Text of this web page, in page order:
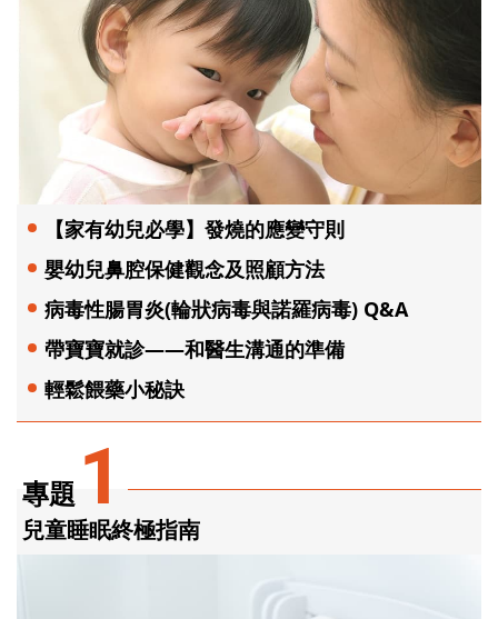
專題 1
兒童睡眠終極指南
【家有幼兒必學】發燒的應變守則
嬰幼兒鼻腔保健觀念及照顧方法
病毒性腸胃炎(輪狀病毒與諾羅病毒) Q&A
帶寶寶就診——和醫生溝通的準備
輕鬆餵藥小秘訣